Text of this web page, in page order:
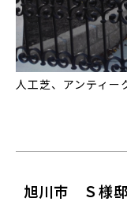
人工芝、アンティー
旭川市 Ｓ様